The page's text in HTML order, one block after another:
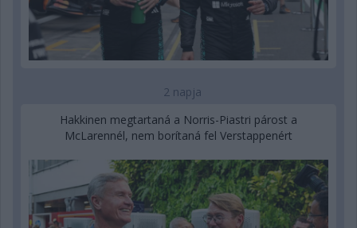
2 napja
Hakkinen megtartaná a Norris-Piastri párost a
McLarennél, nem borítaná fel Verstappenért